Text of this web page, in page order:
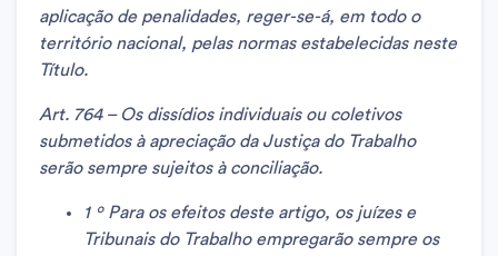
aplicação de penalidades, reger-se-á, em todo o
território nacional, pelas normas estabelecidas neste
Título.
Art. 764 – Os dissídios individuais ou coletivos
submetidos à apreciação da Justiça do Trabalho
serão sempre sujeitos à conciliação.
1 º Para os efeitos deste artigo, os juízes e
Tribunais do Trabalho empregarão sempre os